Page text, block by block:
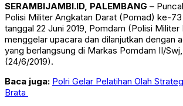
SERAMBIJAMBI.ID, PALEMBANG –
Polisi Militer Angkatan Darat (Pomad) ke-
tanggal 22 Juni 2019, Pomdam (Polisi Militer
menggelar upacara dan dilanjutkan dengan
yang berlangsung di Markas Pomdam II/
(24/6/2019).
Baca juga: Polri Gelar Pelatihan Olah
Brata